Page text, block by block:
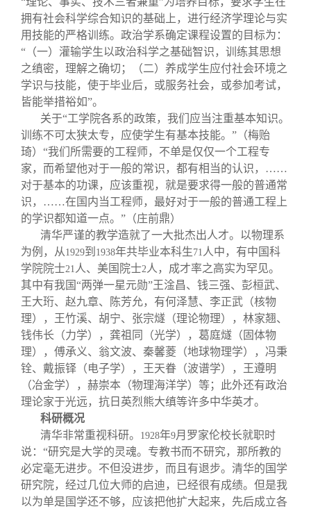
拥有社会科学综合知识的基础上，进行经济学理论与实
用技能的严格训练。政治学系确定课程设置的目标为：
“（一）灌输学生以政治科学之基础智识，训练其思想
之缜密，理解之确切；（二）养成学生应付社会环境之
学识与技能，使于毕业后，或服务社会，或参加考试，
皆能举措裕如”。
关于“工学院各系的政策，我们应当注重基本知识。
训练不可太狭太专，应使学生有基本技能。”（梅贻
琦）“我们所需要的工程师，不单是仅仅一个工程专
家，而希望他对于一般的常识，都有相当的认识，……
对于基本的功课，应该重视，就是要求得一般的普通常
识，……在国内当工程师，最好对于一般的普通工程上
的学识都知道一点。”（庄前鼎）
清华严谨的教学造就了一大批杰出人才。以物理系
为例，从 1929到 1938年共毕业本科生71 人中，有中国科
学院院士21 人、美国院士2人，成才率之高实为罕见。
其中有我国“两弹一星元勋”王淦昌、钱三强、彭桓武、
王大珩、赵九章、陈芳允，有何泽慧、李正武（核物
理），王竹溪、胡宁、张宗燧（理论物理），林家翘、
钱伟长（力学），龚祖同（光学），葛庭燧（固体物
理），傅承义、翁文波、秦馨菱（地球物理学），冯秉
铨、戴振铎（电子学），王天眷（波谱学），王遵明
（冶金学），赫崇本（物理海洋学）等；此外还有政治
理论家于光远，抗日英烈熊大缜等许多中华英才。
科研概况
清华非常重视科研。
1928年9月罗家伦校长就职时
说：“研究是大学的灵魂。专教书而不研究，那所教的
必定毫无进步。不但没进步，而且有退步。清华的国学
研究院，经过几位大师的启迪，已经很有成绩。但是我
以为单是国学还不够，应该把他扩大起来，先后成立各